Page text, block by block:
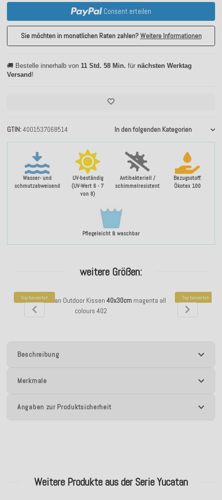
Wasser- und
schmutzabweisend
UV-beständig
(UV-Wert 6 - 7
von 8)
Antibakteriell /
schimmelresistent
Bezugsstoff:
Ökotex 100
Pflegeleicht & waschbar
GTIN 4001537068514 In den folgenden Kategorien
Consent erteilen
Sie möchten in monatlichen Raten zahlen?Weitere Informationen
🚚 Bestelle innerhalb von 11 Std. 58 Min. für nächsten Werktag
Versand!
weitere Größen:
Top bewertet
H.O.C.K. Yucatan Outdoor Kissen 40x30cmmagenta all
colours 402
Top bewertet
H.O.C.K.
Beschreibung
Merkmale
Angaben zur Produktsicherheit
Weitere Produkte aus der Serie Yucatan